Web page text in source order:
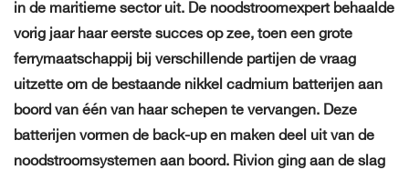
in de maritieme sector uit. De noodstroomexpert behaalde
vorig jaar haar eerste succes op zee, toen een grote
ferrymaatschappij bij verschillende partijen de vraag
uitzette om de bestaande nikkel cadmium batterijen aan
boord van één van haar schepen te vervangen. Deze
batterijen vormen de back-up en maken deel uit van de
noodstroomsystemen aan boord. Rivion ging aan de slag